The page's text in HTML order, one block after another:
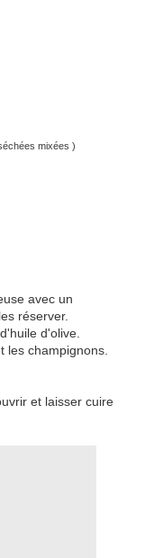
mixées )
avec un
réserver.
d'olive.
les champignons.
et laisser cuire